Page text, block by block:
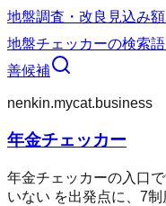
地盤調査・改良 見込み
地盤チェッカーの検索
善候補
nenkin.mycat.business
年金チェッカー
年金チェッカーの入口
いない を出発点に、7